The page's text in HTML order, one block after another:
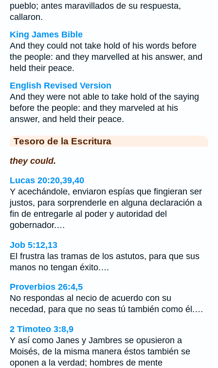
pueblo; antes maravillados de su respuesta,
callaron.
King James Bible
And they could not take hold of his words before
the people: and they marvelled at his answer, and
held their peace.
English Revised Version
And they were not able to take hold of the saying
before the people: and they marveled at his
answer, and held their peace.
Tesoro de la Escritura
they could.
Lucas 20:20,39,40
Y acechándole, enviaron espías que fingieran ser
justos, para sorprenderle en alguna declaración a
fin de entregarle al poder y autoridad del
gobernador.…
Job 5:12,13
El frustra las tramas de los astutos, para que sus
manos no tengan éxito.…
Proverbios 26:4,5
No respondas al necio de acuerdo con su
necedad, para que no seas tú también como él.…
2 Timoteo 3:8,9
Y así como Janes y Jambres se opusieron a
Moisés, de la misma manera éstos también se
oponen a la verdad; hombres de mente